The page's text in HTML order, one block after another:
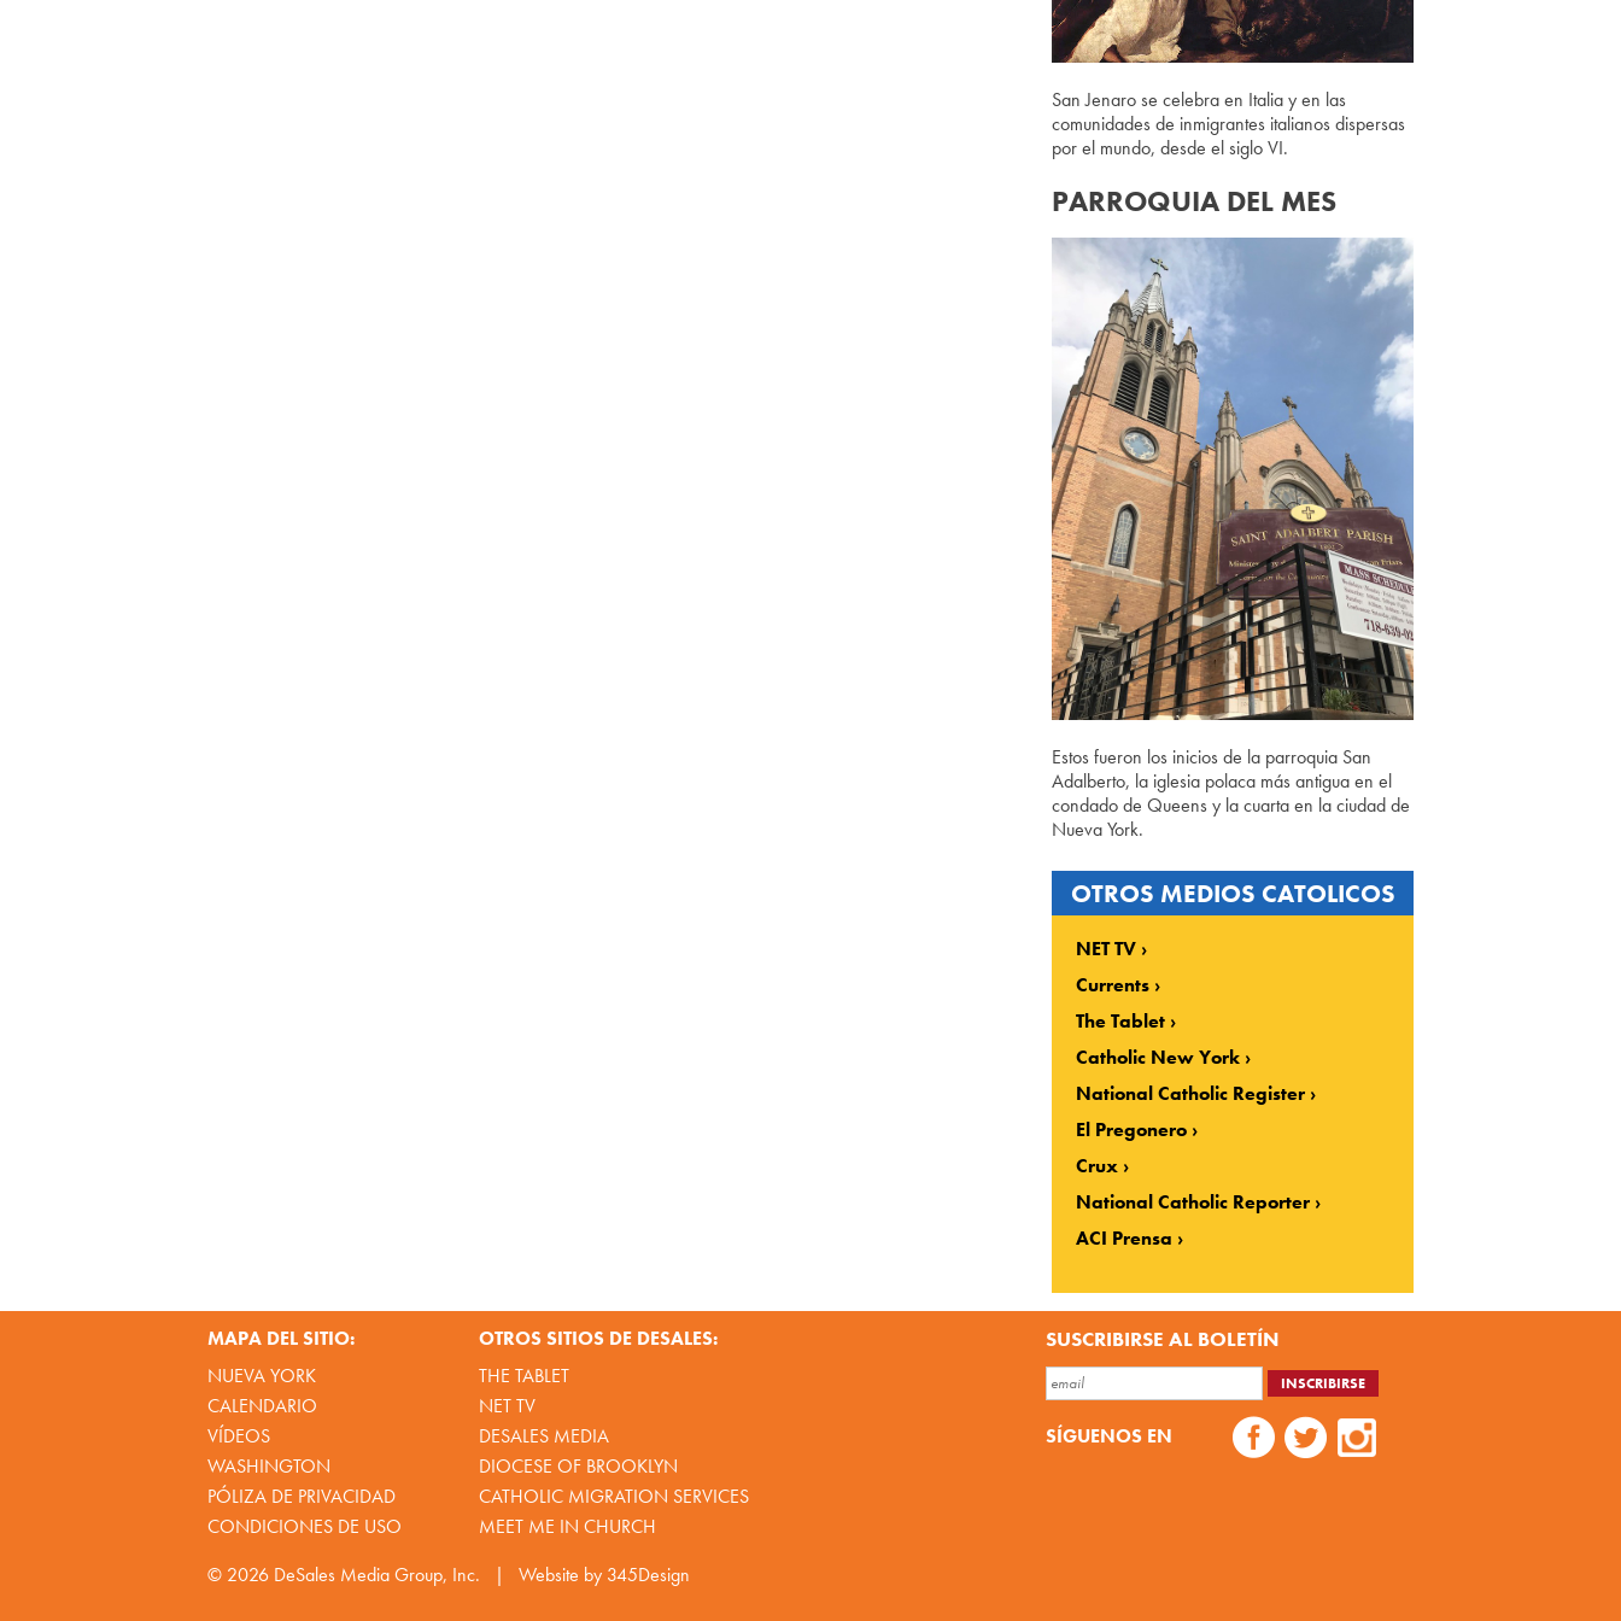
San Jenaro se celebra en Italia y en las
comunidades de inmigrantes italianos dispersas
por el mundo, desde el siglo VI.
PARROQUIA DEL MES
Estos fueron los inicios de la parroquia San
Adalberto, la iglesia polaca más antigua en el
condado de Queens y la cuarta en la ciudad de
Nueva York.
OTROS MEDIOS CATOLICOS
NET TV
Currents
The Tablet
Catholic New York
National Catholic Register
El Pregonero
Crux
National Catholic Reporter
ACI Prensa
MAPA DEL SITIO:
NUEVA YORK
CALENDARIO
VÍDEOS
WASHINGTON
PÓLIZA DE PRIVACIDAD
CONDICIONES DE USO
OTROS SITIOS DE DESALES:
THE TABLET
NET TV
DESALES MEDIA
DIOCESE OF BROOKLYN
CATHOLIC MIGRATION SERVICES
MEET ME IN CHURCH
SUSCRIBIRSE AL BOLETÍN
SÍGUENOS EN
© 2026 DeSales Media Group, Inc. | Website by 345Design